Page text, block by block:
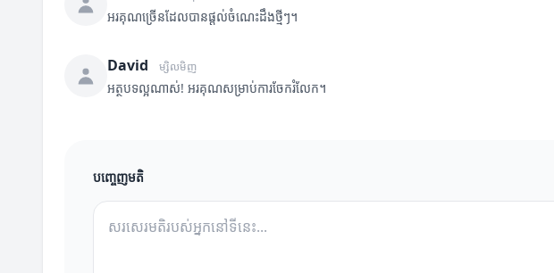
អរគុណច្រើនដែលបានផ្តល់ចំណេះដឹងថ្មីៗ។
David ម្សិលមិញ
អត្ថបទល្អណាស់! អរគុណសម្រាប់ការចែករំលែក។
បញ្ចេញមតិ